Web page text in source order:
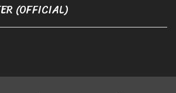
(OFFICIAL)